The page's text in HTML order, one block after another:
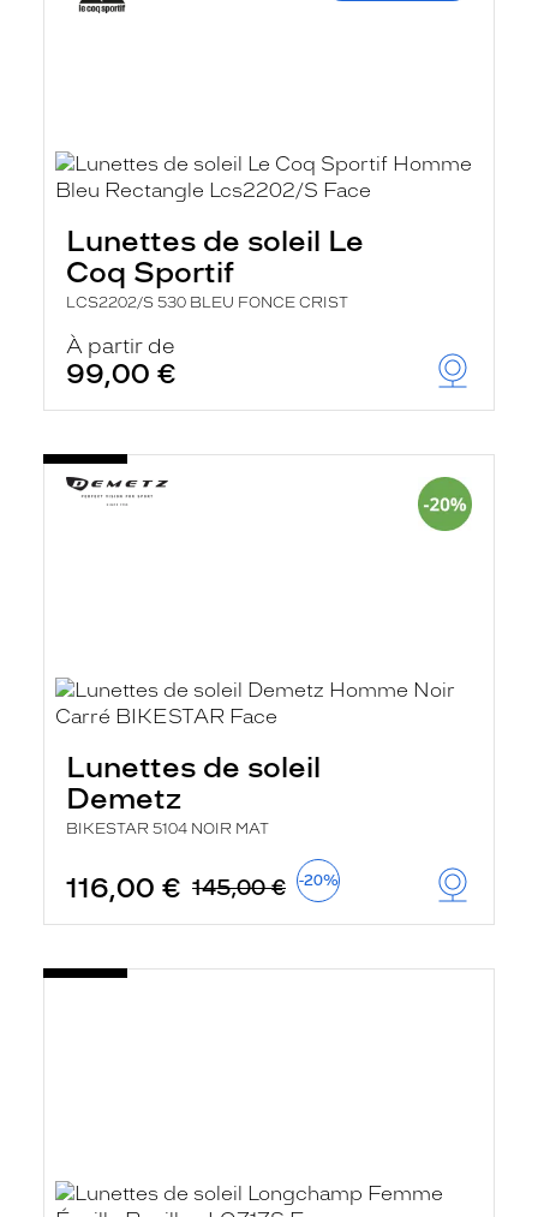
Lunettes de soleil Le
Coq Sportif
LCS2202/S 530 BLEU FONCE CRIST
À partir de
99,00 €
Lunettes de soleil
Demetz
BIKESTAR 5104 NOIR MAT
116,00 € 145,00 € -20%